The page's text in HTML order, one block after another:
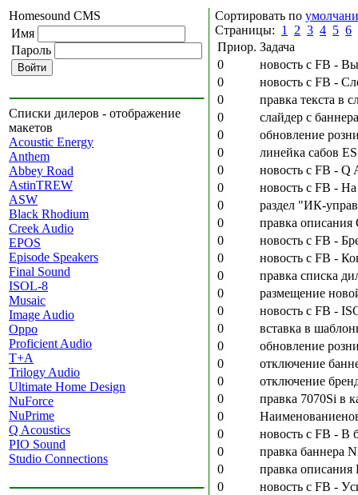
Homesound CMS
Имя
Пароль
Списки дилеров - отображение
макетов
Acoustic Energy
Anthem
Abbey Road
AstinTREW
ASW
Black Rhodium
Creek Audio
EPOS
Episode Speakers
Final Sound
ISOL-8
Musaic
Image Audio
Oppo
Proficient Audio
T+A
Trilogy Audio
Ultimate Home Design
NuForce
NuPrime
Q Acoustics
PIO Sound
Studio Connections
Сортировать по
Страницы: 1 2 3 4 5 6
Приор. Задача
0
новость с FB -
0
новость с FB -
0
правка текста в
0
слайдер с
0
обновление
0
линейка сабов
0
новость с FB - Q
0
новость с FB -
0
раздел "ИК-
0
правка
0
новость с FB -
0
новость с FB -
0
правка списка
0
размещение
0
новость с FB -
0
вставка в
0
обновление
0
отключение
0
отключение
0
правка 7070Si в
0
0
новость с FB - В
0
правка баннера
0
правка описания
0
новость с FB -